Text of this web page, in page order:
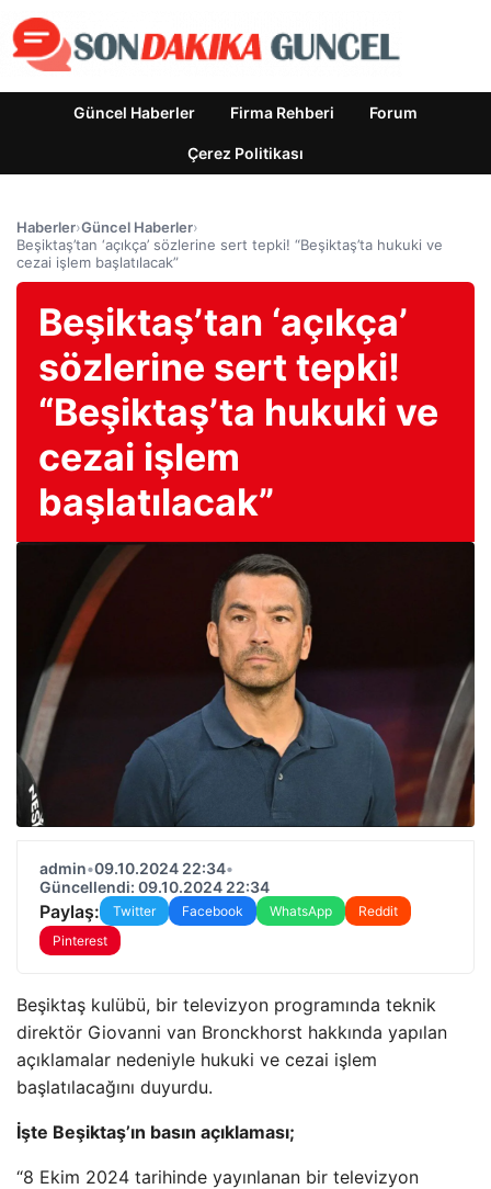
Güncel Haberler Firma Rehberi Forum
Çerez Politikası
Haberler›Güncel Haberler›
Beşiktaş’tan ‘açıkça’ sözlerine sert tepki! “Beşiktaş’ta hukuki ve
cezai işlem başlatılacak”
Beşiktaş’tan ‘açıkça’
sözlerine sert tepki!
“Beşiktaş’ta hukuki ve
cezai işlem
başlatılacak”
admin•09.10.2024 22:34•
Güncellendi: 09.10.2024 22:34
Paylaş: Twitter Facebook WhatsApp
Reddit
Pinterest
Beşiktaş kulübü, bir televizyon programında teknik
direktör Giovanni van Bronckhorst hakkında yapılan
açıklamalar nedeniyle hukuki ve cezai işlem
başlatılacağını duyurdu.
İşte Beşiktaş’ın basın açıklaması;
“8 Ekim 2024 tarihinde yayınlanan bir televizyon